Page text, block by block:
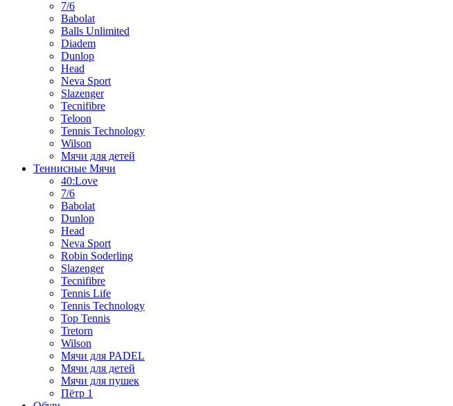
7/6
Babolat
Balls Unlimited
Diadem
Dunlop
Head
Neva Sport
Slazenger
Tecnifibre
Teloon
Tennis Technology
Wilson
Мячи для детей
Теннисные Мячи
40:Love
7/6
Babolat
Dunlop
Head
Neva Sport
Robin Soderling
Slazenger
Tecnifibre
Tennis Life
Tennis Technology
Top Tennis
Tretorn
Wilson
Мячи для PADEL
Мячи для детей
Мячи для пушек
Пётр 1